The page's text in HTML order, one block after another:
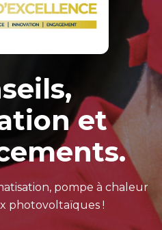
et
pompe à chaleur
photovoltaïques !